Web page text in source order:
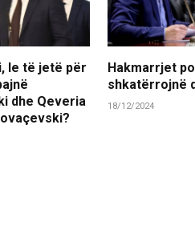
le të jetë për
dhe Qeveria
Hakmarrjet
shkatërrojnë
18/12/2024